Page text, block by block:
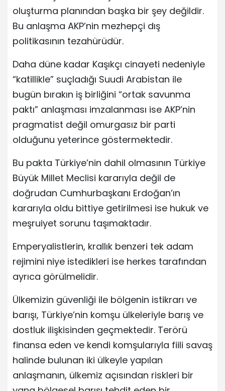
oluşturma planından başka bir şey değildir.
Bu anlaşma AKP’nin mezhepçi dış
politikasının tezahürüdür.
Daha düne kadar Kaşıkçı cinayeti nedeniyle
“katillikle” suçladığı Suudi Arabistan ile
bugün bırakın iş birliğini “ortak savunma
paktı” anlaşması imzalanması ise AKP’nin
pragmatist değil omurgasız bir parti
olduğunu yeterince göstermektedir.
Bu pakta Türkiye’nin dahil olmasının Türkiye
Büyük Millet Meclisi kararıyla değil de
doğrudan Cumhurbaşkanı Erdoğan’ın
kararıyla oldu bittiye getirilmesi ise hukuk ve
meşruiyet sorunu taşımaktadır.
Emperyalistlerin, krallık benzeri tek adam
rejimini niye istedikleri ise herkes tarafından
ayrıca görülmelidir.
Ülkemizin güvenliği ile bölgenin istikrarı ve
barışı, Türkiye’nin komşu ülkeleriyle barış ve
dostluk ilişkisinden geçmektedir. Terörü
finansa eden ve kendi komşularıyla fiili savaş
halinde bulunan iki ülkeyle yapılan
anlaşmanın, ülkemiz açısından riskleri bir